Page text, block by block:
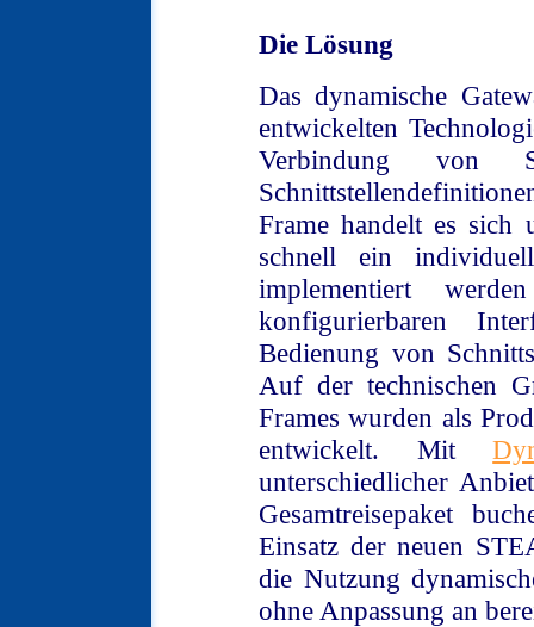
Die Lösung
Das dynamische
entwickelten
Verbindung von
Frame handelt es sich
schnell ein
implementiert
konfigurierbaren
Bedienung von
Auf der technischen
Frames wurden als
entwickelt. Mit
unterschiedlicher
Gesamtreisepaket
Einsatz der neuen
die Nutzung
ohne Anpassung an